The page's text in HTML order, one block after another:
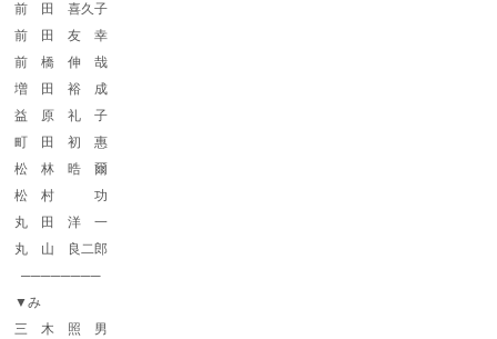
前 田 喜久子
前 田 友 幸
前 橋 伸 哉
増 田 裕 成
益 原 礼 子
町 田 初 惠
松 林 晧 爾
松 村 功
丸 田 洋 一
丸 山 良二郎
────────
▼み
三 木 照 男